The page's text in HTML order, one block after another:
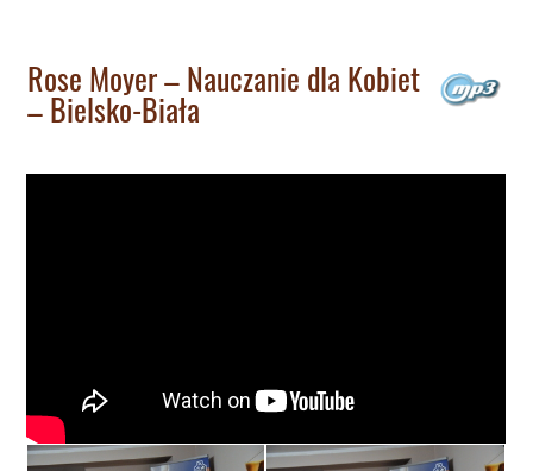
Rose Moyer – Nauczanie dla Kobiet
– Bielsko-Biała